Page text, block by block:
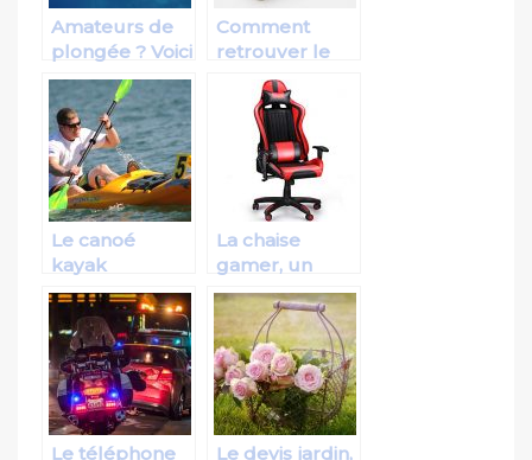
Amateurs de
plongée ? Voici
le nécessaire
pour votre
matériel
Comment
retrouver le
plaisir d’aller
sur internet ?
Le canoé
kayak
gonflable, un
bon outil à
caractère
nautique pour
un excellent
divertissement
La chaise
gamer, un
accessoire
adapté au jeu
vidéo et
mélioratif des
performances
de jeu
Le téléphone
Le devis jardin,